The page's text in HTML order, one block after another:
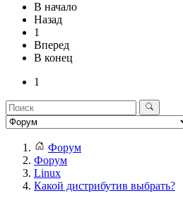
В начало
Назад
1
Вперед
В конец
1
Форум
Форум
Linux
Какой дистрибутив выбрать?